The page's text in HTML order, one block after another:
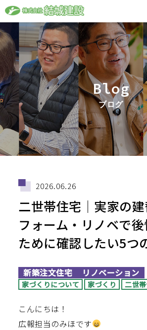
Blog
ブログ
2026.06.26
二世帯住宅│実家の建
フォーム・リノベで
ために確認したい5つ
新築注文住宅 リノベーション
家づくりについて 家づくり 二世
こんにちは！
広報担当のみほです